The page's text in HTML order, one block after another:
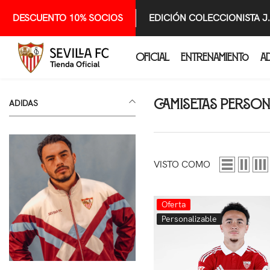
DESCUENTO 10% SOCIOS EDICIÓN COLECCIONISTA
OFICIAL ENTRENAMIENTO
ADIDAS Camisetas
VISTO COMO
Oferta
Personalizable